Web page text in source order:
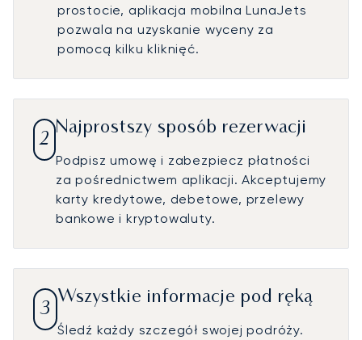
prostocie, aplikacja mobilna LunaJets
pozwala na uzyskanie wyceny za
pomocą kilku kliknięć.
2
Najprostszy sposób rezerwacji
Podpisz umowę i zabezpiecz płatności
za pośrednictwem aplikacji. Akceptujemy
karty kredytowe, debetowe, przelewy
bankowe i kryptowaluty.
3
Wszystkie informacje pod ręką
Śledź każdy szczegół swojej podróży.